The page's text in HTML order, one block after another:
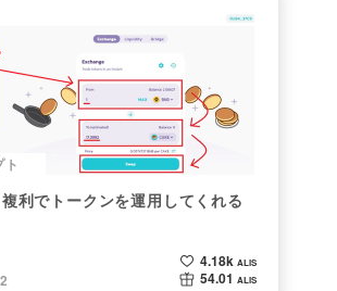
ト
複利でトークンを運用してくれる
4.18k ALIS
54.01 ALIS